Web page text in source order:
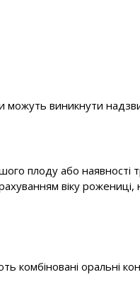
можуть виникнути
плоду або наявності
віку
комбіновані оральні